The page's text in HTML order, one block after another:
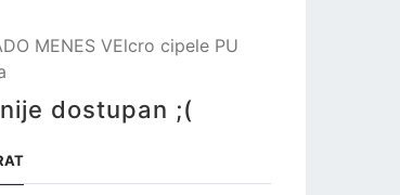
MENES VElcro cipele PU
dostupan ;(